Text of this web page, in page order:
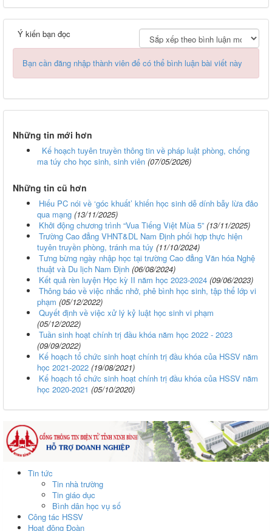
Ý kiến bạn đọc
Bạn cần đăng nhập thành viên để có thể bình luận bài viết này
Những tin mới hơn
Kế hoạch tuyên truyền thông tin về pháp luật phòng, chống
ma túy cho học sinh, sinh viên (07/05/2026)
Những tin cũ hơn
Hiếu PC nói về ‘góc khuất’ khiến học sinh dễ dính bẫy lừa đảo
qua mạng (13/11/2025)
Khởi động chương trình “Vua Tiếng Việt Mùa 5” (13/11/2025)
Trường Cao đẳng VHNT&DL Nam Định phối hợp thực hiện
tuyên truyền phòng, tránh ma túy (11/10/2024)
Tưng bừng ngày nhập học tại trường Cao đẳng Văn hóa Nghệ
thuật và Du lịch Nam Định (06/08/2024)
Kết quả rèn luyện Học kỳ II năm học 2023-2024 (09/06/2023)
Thông báo về việc nhắc nhở, phê bình học sinh, tập thể lớp vi
phạm (05/12/2022)
Quyết định về việc xử lý kỷ luật học sinh vi phạm
(05/12/2022)
Tuần sinh hoạt chính trị đầu khóa năm học 2022 - 2023
(09/09/2022)
Kế hoạch tổ chức sinh hoạt chính trị đầu khóa của HSSV năm
học 2021-2022 (19/08/2021)
Kế hoạch tổ chức sinh hoạt chính trị đầu khóa của HSSV năm
học 2020-2021 (05/10/2020)
Tin tức
Tin nhà trường
Tin giáo dục
Bình dân học vụ số
Công tác HSSV
Hoạt động Đoàn